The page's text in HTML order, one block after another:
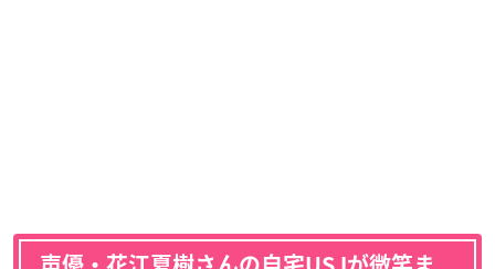
声優・花江夏樹さんの自宅USJが微笑ま